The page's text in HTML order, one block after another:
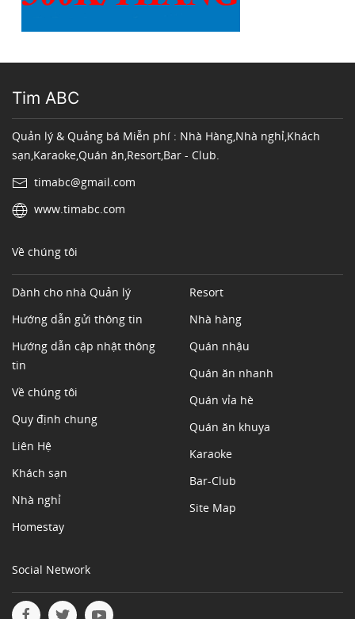
Tim ABC
Quản lý & Quảng bá Miễn phí : Nhà Hàng,Nhà nghỉ,Khách
sạn,Karaoke,Quán ăn,Resort,Bar - Club.
timabc@gmail.com
www.timabc.com
Về chúng tôi
Dành cho nhà Quản lý
Hướng dẫn gửi thông tin
Hướng dẫn cập nhật thông
tin
Về chúng tôi
Quy định chung
Liên Hệ
Khách sạn
Nhà nghỉ
Homestay
Resort
Nhà hàng
Quán nhậu
Quán ăn nhanh
Quán vỉa hè
Quán ăn khuya
Karaoke
Bar-Club
Site Map
Social Network